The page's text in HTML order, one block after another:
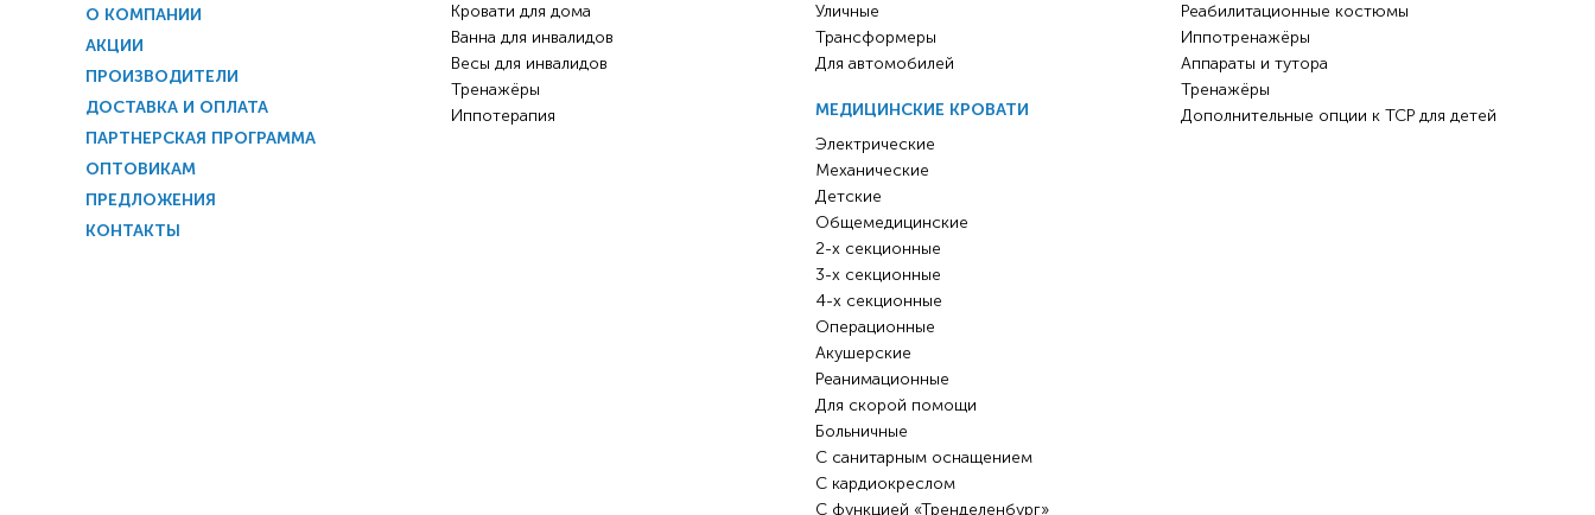
О КОМПАНИИ
АКЦИИ
ПРОИЗВОДИТЕЛИ
ДОСТАВКА И ОПЛАТА
ПАРТНЕРСКАЯ ПРОГРАММА
ОПТОВИКАМ
ПРЕДЛОЖЕНИЯ
КОНТАКТЫ
Кровати для дома
Ванна для инвалидов
Весы для инвалидов
Тренажёры
Иппотерапия
Уличные
Трансформеры
Для автомобилей
МЕДИЦИНСКИЕ КРОВАТИ
Электрические
Механические
Детские
Общемедицинские
2-х секционные
3-х секционные
4-х секционные
Операционные
Акушерские
Реанимационные
Для скорой помощи
Больничные
С санитарным оснащением
С кардиокреслом
С функцией «Тренделенбург»
Реабилитационные костюмы
Иппотренажёры
Аппараты и тутора
Тренажёры
Дополнительные опции к ТСР для детей